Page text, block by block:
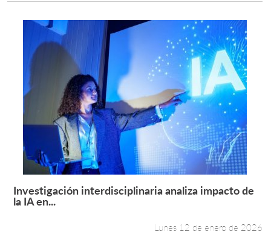
Leer más +
Investigación interdisciplinaria analiza impacto de
la IA en...
Lunes 12 de enero de 2026